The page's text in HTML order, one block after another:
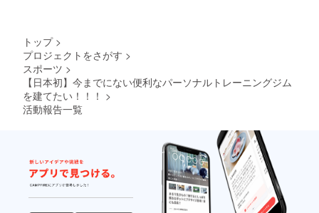
トップ >
プロジェクトをさがす >
スポーツ >
【日本初】今までにない便利なパーソナルトレーニングジム
を建てたい！！！ >
活動報告一覧